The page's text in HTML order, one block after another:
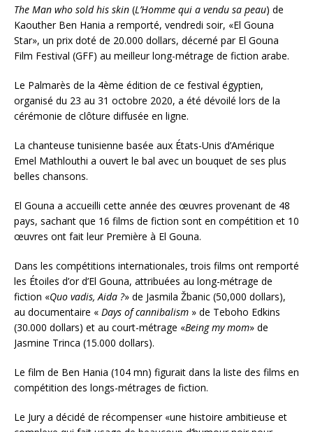
The Man who sold his skin (L’Homme qui a vendu sa peau) de
Kaouther Ben Hania a remporté, vendredi soir, «El Gouna
Star», un prix doté de 20.000 dollars, décerné par El Gouna
Film Festival (GFF) au meilleur long-métrage de fiction arabe.
Le Palmarès de la 4ème édition de ce festival égyptien,
organisé du 23 au 31 octobre 2020, a été dévoilé lors de la
cérémonie de clôture diffusée en ligne.
La chanteuse tunisienne basée aux États-Unis d’Amérique
Emel Mathlouthi a ouvert le bal avec un bouquet de ses plus
belles chansons.
El Gouna a accueilli cette année des œuvres provenant de 48
pays, sachant que 16 films de fiction sont en compétition et 10
œuvres ont fait leur Première à El Gouna.
Dans les compétitions internationales, trois films ont remporté
les Étoiles d’or d’El Gouna, attribuées au long-métrage de
fiction «Quo vadis, Aida ?» de Jasmila Žbanic (50,000 dollars),
au documentaire « Days of cannibalism » de Teboho Edkins
(30.000 dollars) et au court-métrage «Being my mom» de
Jasmine Trinca (15.000 dollars).
Le film de Ben Hania (104 mn) figurait dans la liste des films en
compétition des longs-métrages de fiction.
Le Jury a décidé de récompenser «une histoire ambitieuse et